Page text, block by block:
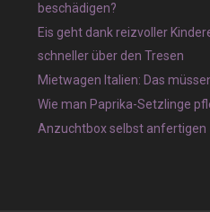
beschädigen?
Eis geht dank reizvoller
schneller über den Tresen
Mietwagen Italien: Das
Wie man Paprika-Setzlinge
Anzuchtbox selbst anfertigen